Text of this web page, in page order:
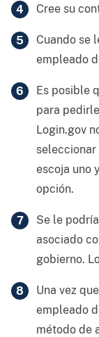
Cree su
Cuando se
empleado
Es posible
para
Login.gov
escoja uno
opción.
Se le
asociado
gobierno.
Una vez
empleado
método de